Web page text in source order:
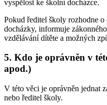
vyspělost ke školní docházce.
Pokud ředitel školy rozhodne
docházky, informuje
vzdělávání dítěte a možných
5. Kdo je oprávněn v
apod.)
V této věci je oprávněn jednat
nebo ředitel školy.